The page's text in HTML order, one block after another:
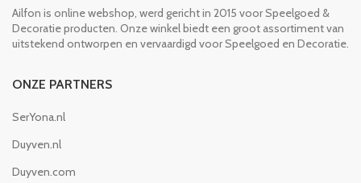
Ailfon is online webshop, werd gericht in 2015 voor Speelgoed &
Decoratie producten. Onze winkel biedt een groot assortiment van
uitstekend ontworpen en vervaardigd voor Speelgoed en Decoratie.
ONZE PARTNERS
SerYona.nl
Duyven.nl
Duyven.com